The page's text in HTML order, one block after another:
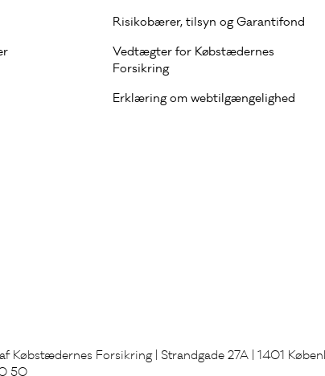
Risikobærer, tilsyn og Garantifond
Vedtægter for Købstædernes
Forsikring
Erklæring om webtilgængelighed
Købstædernes Forsikring | Strandgade 27A | 1401
50